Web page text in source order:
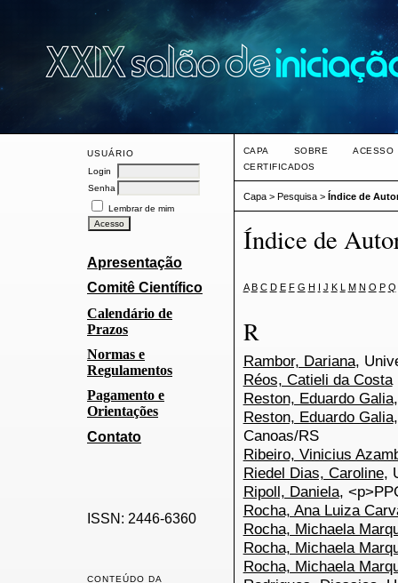
USUÁRIO
Login
Senha
Lembrar de mim
Apresentação
Comitê Científico
Calendário de
Prazos
Normas e
Regulamentos
Pagamento e
Orientações
Contato
ISSN: 2446-6360
CONTEÚDO DA
CAPA SOBRE
ACESSO
CERTIFICADOS
Capa> Pesquisa> Índice de
Índice de
A B C D E F G H I J K L M N O P Q
R
Rambor, Dariana,
Réos, Catieli da Costa
Reston, Eduardo Galia
Reston, Eduardo Galia
Canoas/RS
Ribeiro, Vinicius
Riedel Dias, Caroline,
Ripoll, Daniela,
Rocha, Ana Luiza
Rocha, Michaela
Rocha, Michaela
Rocha, Michaela